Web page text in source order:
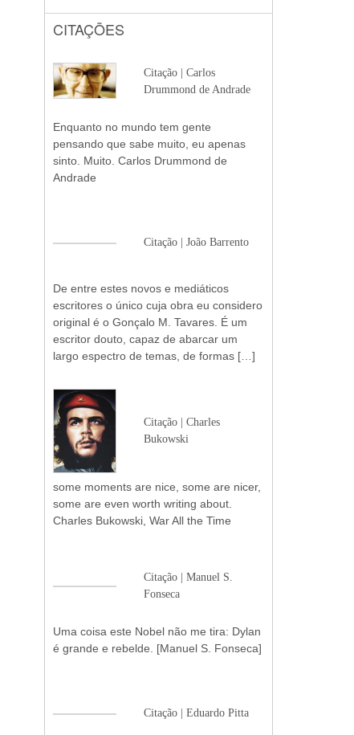
CITAÇÕES
Citação | Carlos
Drummond de Andrade
Enquanto no mundo tem gente
pensando que sabe muito, eu apenas
sinto. Muito. Carlos Drummond de
Andrade
Citação | João Barrento
De entre estes novos e mediáticos
escritores o único cuja obra eu considero
original é o Gonçalo M. Tavares. É um
escritor douto, capaz de abarcar um
largo espectro de temas, de formas […]
Citação | Charles
Bukowski
some moments are nice, some are nicer,
some are even worth writing about.
Charles Bukowski, War All the Time
Citação | Manuel S.
Fonseca
Uma coisa este Nobel não me tira: Dylan
é grande e rebelde. [Manuel S. Fonseca]
Citação | Eduardo Pitta